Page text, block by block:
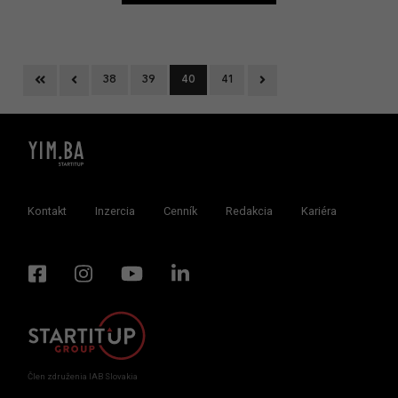
First Previous
38 39 40 41
Kontakt Inzercia Cenník Redakcia Kariéra
Člen združenia IAB Slovakia